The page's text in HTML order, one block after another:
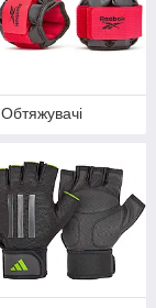
Обтяжувачі